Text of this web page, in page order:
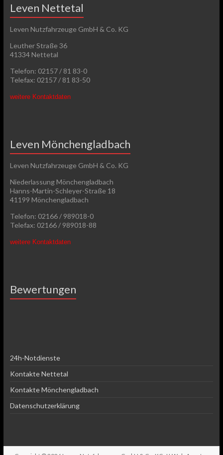
Leven Nettetal
Leven Nutzfahrzeuge GmbH & Co. KG
Leuther Straße 36
41334 Nettetal
Telefon: 02157 / 81 83-0
Telefax: 02157 / 81 83-50
weitere Kontaktdaten
Leven Mönchengladbach
Leven Nutzfahrzeuge GmbH & Co. KG
Niederlassung Mönchengladbach
Hanns-Martin-Schleyer-Straße 18
41199 Mönchengladbach
Telefon: 02166 / 989018-0
Telefax: 02166 / 989018-88
weitere Kontaktdaten
Bewertungen
24h-Notdienste
Kontakte Nettetal
Kontakte Mönchengladbach
Datenschutzerklärung